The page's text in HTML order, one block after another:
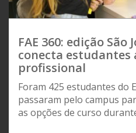
FAE 360: edição São
conecta
profissional
Foram 425 estudantes do
passaram pelo campus
as opções de curso